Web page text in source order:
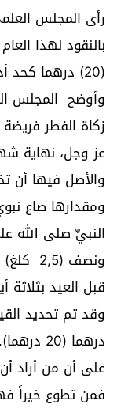
رأى المجلس
(20) درهما كحد أدنى.
وأوضح المجلس
زكاة الفطر
عز وجل، نهاية
والأصل فيها أن
ومقدارها صاع
النبيِّ صلى الله
ونصف
قبل العيد
وقد تم تحديد
درهما (20 درهما).
على أن من أراد
فمن تطوع خيراً